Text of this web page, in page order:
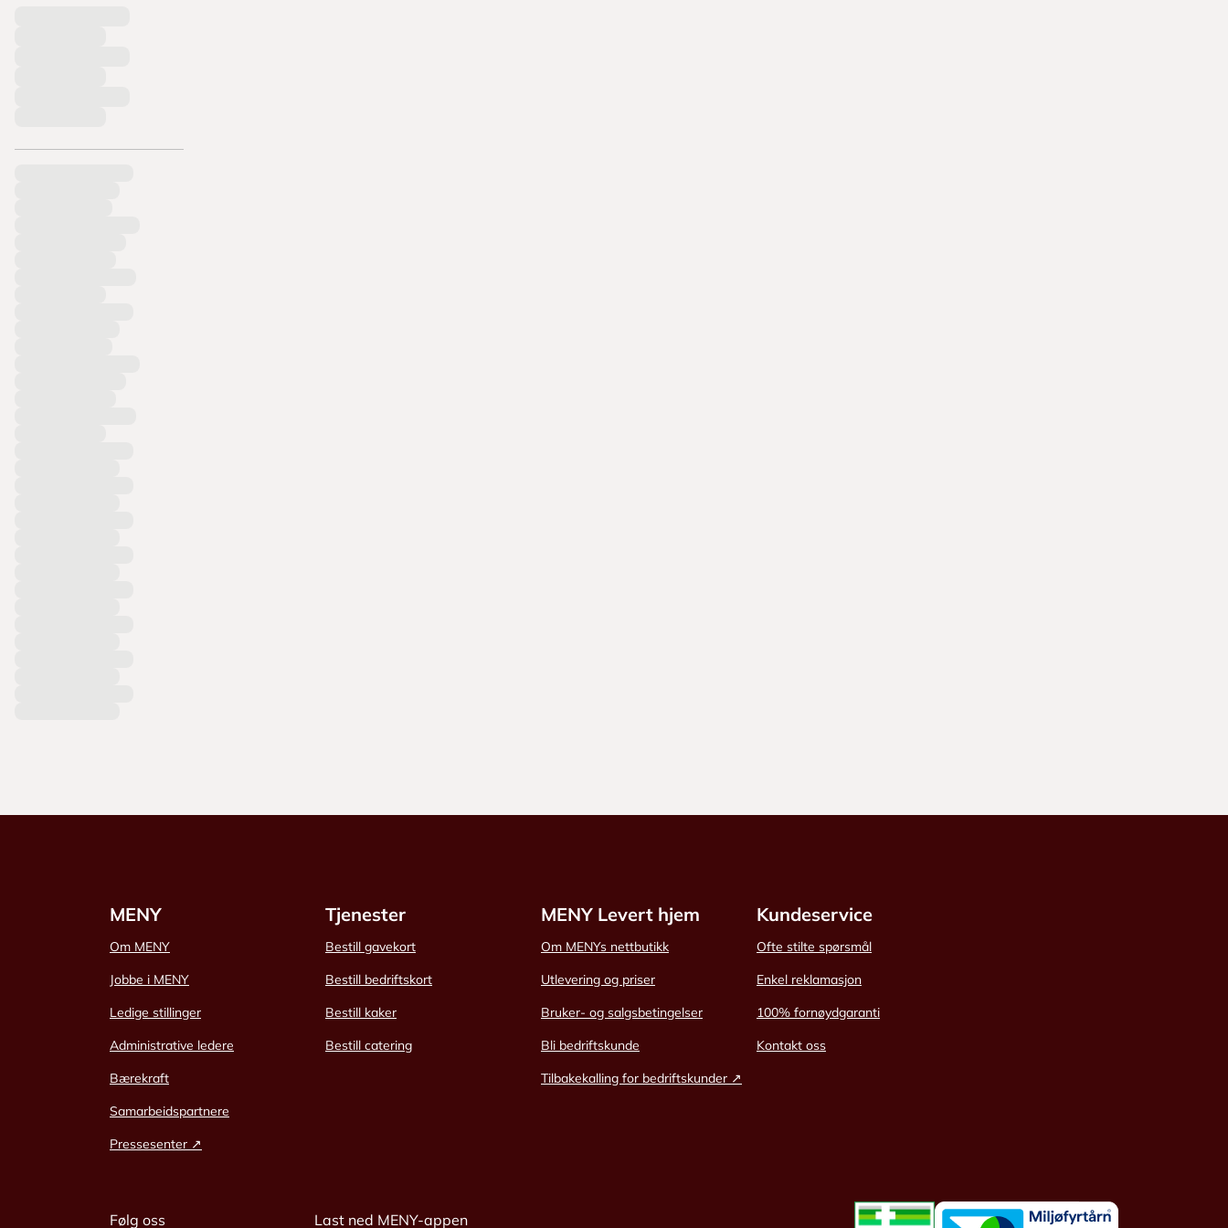
MENY
Om MENY
Jobbe i MENY
Ledige stillinger
Administrative ledere
Bærekraft
Samarbeidspartnere
Pressesenter ↗
Tjenester
Bestill gavekort
Bestill bedriftskort
Bestill kaker
Bestill catering
MENY Levert hjem
Om MENYs nettbutikk
Utlevering og priser
Bruker- og salgsbetingelser
Bli bedriftskunde
Tilbakekalling for bedriftskunder ↗
Kundeservice
Ofte stilte spørsmål
Enkel reklamasjon
100% fornøydgaranti
Kontakt oss
Følg oss Last ned MENY-appen